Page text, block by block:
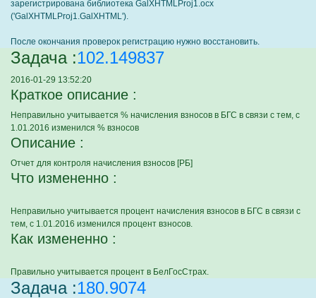
зарегистрирована библиотека GalXHTMLProj1.ocx
('GalXHTMLProj1.GalXHTML').
После окончания проверок регистрацию нужно восстановить.
Задача :102.149837
2016-01-29 13:52:20
Краткое описание :
Неправильно учитывается % начисления взносов в БГС в связи с тем, с
1.01.2016 изменился % взносов
Описание :
Отчет для контроля начисления взносов [РБ]
Что измененно :
Неправильно учитывается процент начисления взносов в БГС в связи с
тем, с 1.01.2016 изменился процент взносов.
Как измененно :
Правильно учитывается процент в БелГосСтрах.
Задача :180.9074